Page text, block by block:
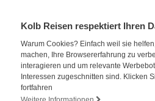
Kolb Reisen respektiert Ihren
Warum Cookies? Einfach weil sie
machen, Ihre Browsererfahrung zu
interagieren und um relevante
Interessen zugeschnitten sind. Klicken
fortfahren